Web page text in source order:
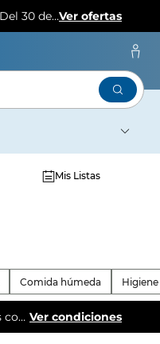
Del 30 de julio al 12 de agostoVer ofertas
Mis Listas
Comida húmeda Higiene
en tus 3 primeras compras online. Ver condiciones